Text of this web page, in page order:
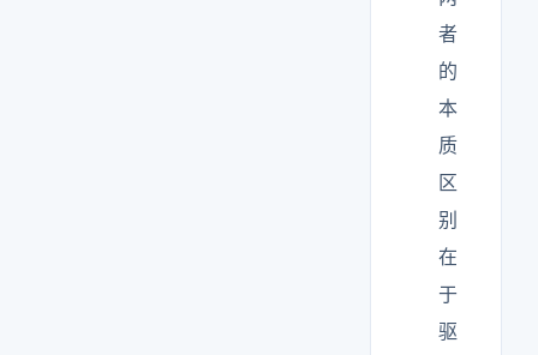
者
的
本
质
区
别
在
于
驱